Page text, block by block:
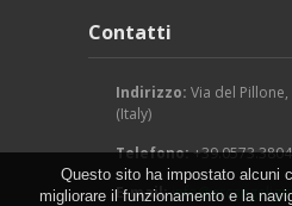
Contatti
Indirizzo: Via del
(Italy)
Telefono:
E-mail:
Questo sito ha impostato alcuni
migliorare il funzionamento e la